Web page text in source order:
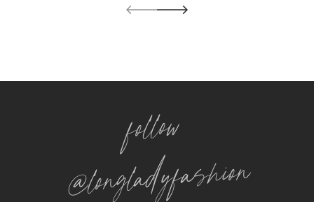
M
follow
@longladyfashion